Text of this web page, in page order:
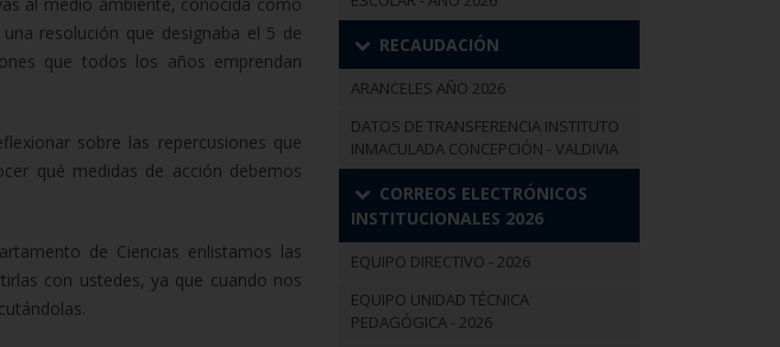
resolución que designaba el 5 de
que todos los años emprendan
sobre las repercusiones que
qué medidas de acción debemos
de Ciencias enlistamos las
con ustedes, ya que cuando nos
RECAUDACIÓN
ARANCELES AÑO 2026
DATOS DE TRANSFERENCIA INSTITUTO
INMACULADA CONCEPCIÓN - VALDIVIA
CORREOS ELECTRÓNICOS
INSTITUCIONALES 2026
EQUIPO DIRECTIVO - 2026
EQUIPO UNIDAD TÉCNICA
PEDAGÓGICA - 2026